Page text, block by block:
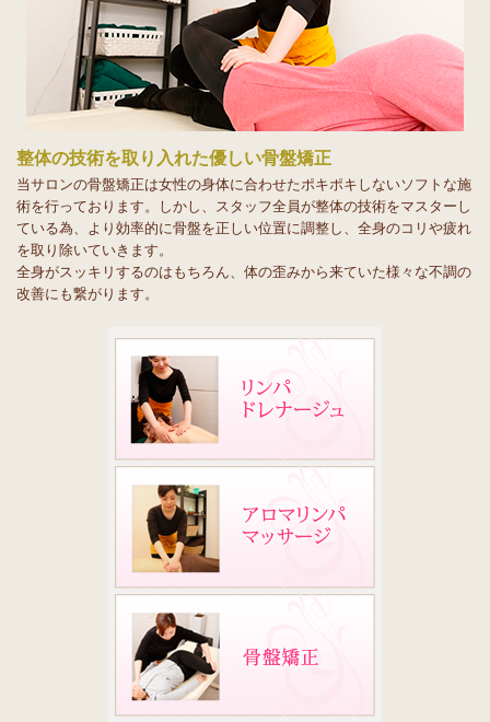
整体の技術を取り入れた優しい骨盤矯正
当サロンの骨盤矯正は女性の身体に合わせたポキポキしないソフトな施
術を行っております。しかし、スタッフ全員が整体の技術をマスターし
ている為、より効率的に骨盤を正しい位置に調整し、全身のコリや疲れ
を取り除いていきます。
全身がスッキリするのはもちろん、体の歪みから来ていた様々な不調の
改善にも繋がります。